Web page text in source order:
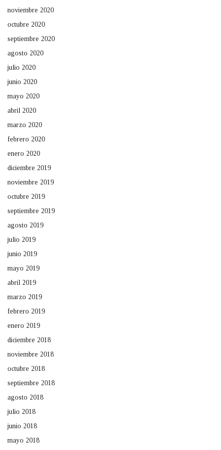
noviembre 2020
octubre 2020
septiembre 2020
agosto 2020
julio 2020
junio 2020
mayo 2020
abril 2020
marzo 2020
febrero 2020
enero 2020
diciembre 2019
noviembre 2019
octubre 2019
septiembre 2019
agosto 2019
julio 2019
junio 2019
mayo 2019
abril 2019
marzo 2019
febrero 2019
enero 2019
diciembre 2018
noviembre 2018
octubre 2018
septiembre 2018
agosto 2018
julio 2018
junio 2018
mayo 2018